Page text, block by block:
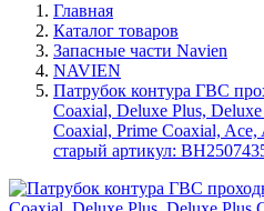
Главная
Каталог товаров
Запасные части Navien
NAVIEN
Патрубок контура ГВС
Coaxial, Deluxe Plus,
Coaxial, Prime Coaxial,
старый артикул: